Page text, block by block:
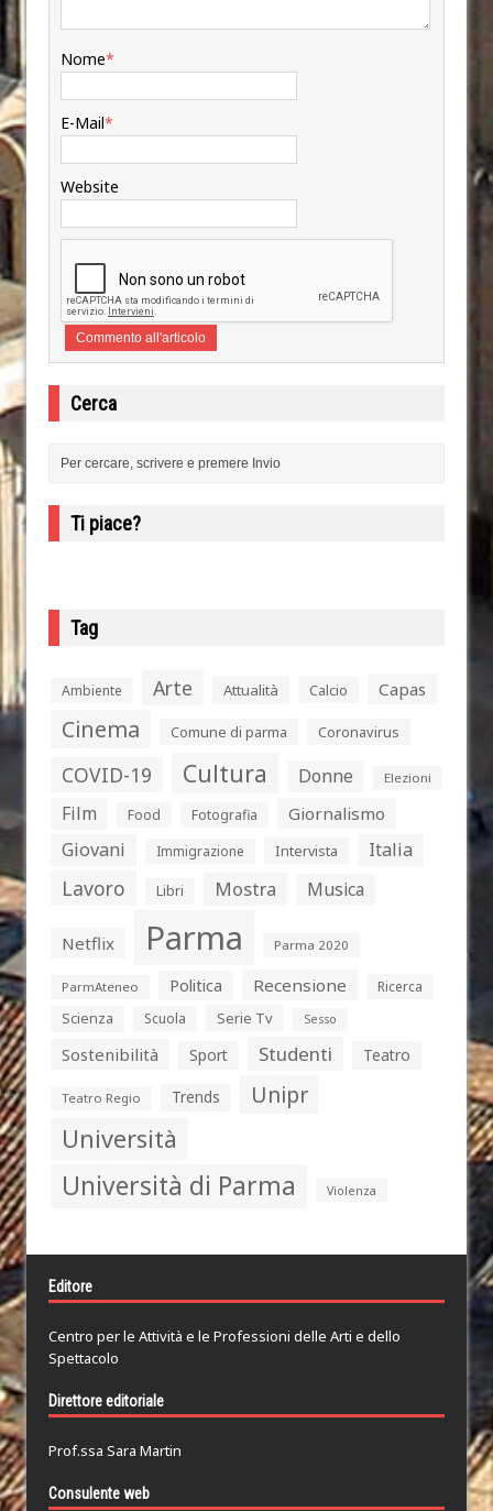
Nome*
E-Mail*
Website
Cerca
Ti piace?
Tag
Ambiente Arte Attualità Calcio Capas
Cinema Comune di parma Coronavirus
COVID-19 Cultura Donne Elezioni
Film Food Fotografia Giornalismo
Giovani Immigrazione Intervista Italia
Lavoro Libri Mostra Musica
Netflix Parma Parma 2020
ParmAteneo Politica Recensione
Ricerca
Scienza
Scuola Serie Tv Sesso
Sostenibilità Sport Studenti Teatro
Teatro Regio Trends Unipr
Università
Università di Parma Violenza
Editore
Centro per le Attività e le Professioni delle Arti e dello
Spettacolo
Direttore editoriale
Prof.ssa Sara Martin
Consulente web